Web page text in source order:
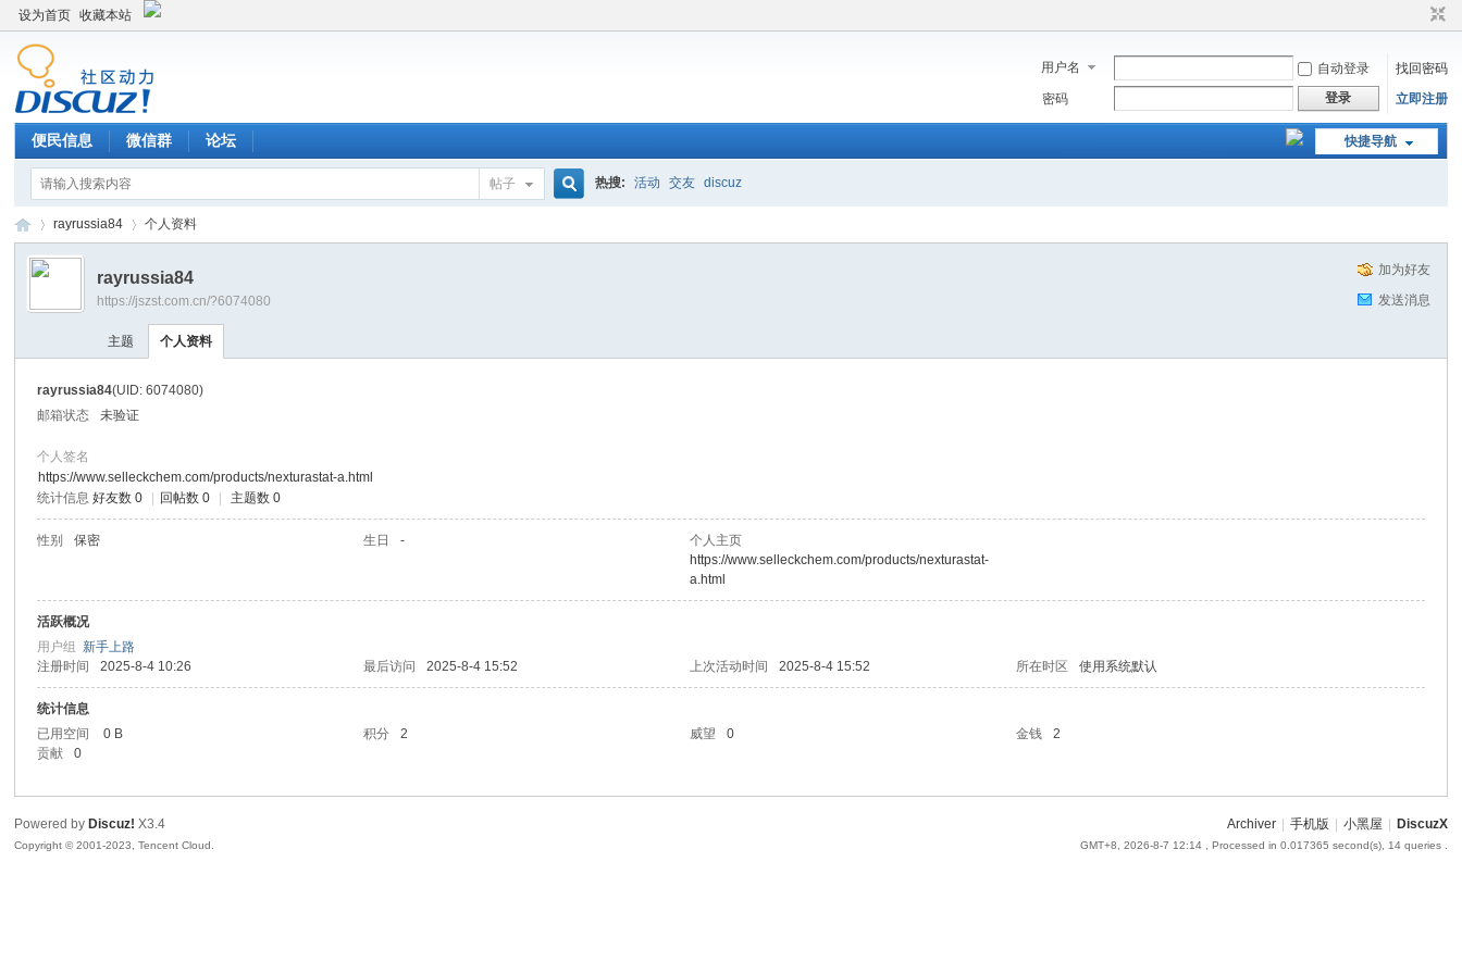
设为首页 收藏本站
用户名 自动登录
找回密码
密码
登录 立即注册
快捷导航
便民信息 微信群 论坛
帖子 热搜: 活动 交友 discuz
›
rayrussia84 个人资料
加为好友
发送消息
rayrussia84
https://jszst.com.cn/?6074080
主题 个人资料
rayrussia84(UID: 6074080)
邮箱状态
未验证
个人签名
https://www.selleckchem.com/products/nexturastat-a.html
统计信息 好友数 0 回帖数 0 主题数 0
性别 保密 生日 -
个人主页
https://www.selleckchem.com/products/nexturastat-
a.html
活跃概况
用户组新手上路
注册时间
2025-8-4 10:26 最后访问 2025-8-4 15:52 上次活动时间 2025-8-4 15:52 所在时区 使用系统默认
统计信息
已用空间
0 B 积分 2 威望 0 金钱
2
贡献
0
Archiver 手机版 小黑屋 DiscuzX
GMT+8, 2026-8-7 12:14, Processed in 0.017365 second(s), 14 queries .
Powered by Discuz! X3.4
Copyright © 2001-2023, Tencent Cloud.